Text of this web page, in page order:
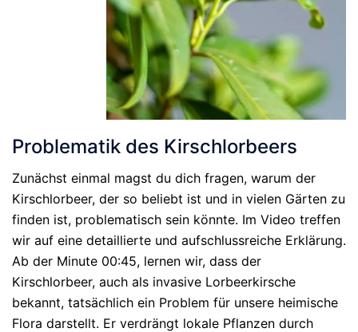
Problematik des Kirschlorbeers
Zunächst einmal magst du dich fragen, warum der
Kirschlorbeer, der so beliebt ist und in vielen Gärten zu
finden ist, problematisch sein könnte. Im Video treffen
wir auf eine detaillierte und aufschlussreiche Erklärung.
Ab der Minute 00:45, lernen wir, dass der
Kirschlorbeer, auch als invasive Lorbeerkirsche
bekannt, tatsächlich ein Problem für unsere heimische
Flora darstellt. Er verdrängt lokale Pflanzen durch